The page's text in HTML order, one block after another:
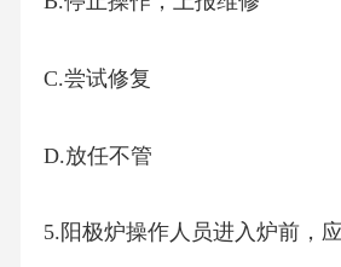
C.尝试修复
D.放任不管
5.阳极炉操作人员进入炉前，